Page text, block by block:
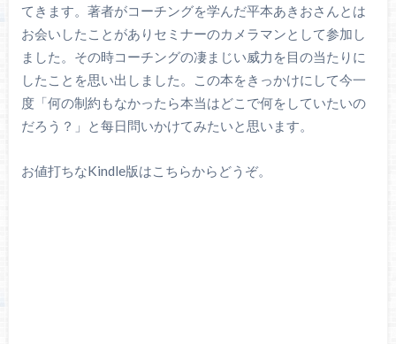
てきます。著者がコーチングを学んだ平本あきおさんとは
お会いしたことがありセミナーのカメラマンとして参加し
ました。その時コーチングの凄まじい威力を目の当たりに
したことを思い出しました。この本をきっかけにして今一
度「何の制約もなかったら本当はどこで何をしていたいの
だろう？」と每日問いかけてみたいと思います。
お値打ちなKindle版はこちらからどうぞ。